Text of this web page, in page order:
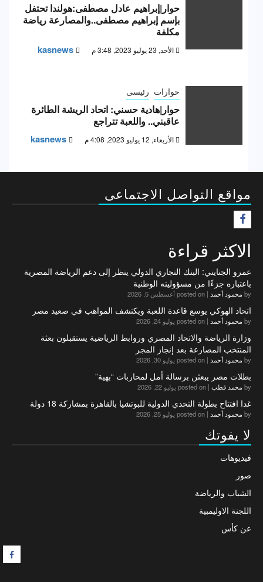
حوار|إبراهيم عادل مصطفى:هولندا تحتفل
بإسم إبراهيم مصطفى..والمصارعة رياضة
مكلفة
الأحد, 23 يوليو 2023, 3:48 م kasnews
حوارات رئيسى
حوار|هادية حسني: اتحاد الريشة الطائرة
عاقبني.. واللعبة تتراجع
الأربعاء, 12 يوليو 2023, 4:08 م kasnews
مواقع التواصل الاجتماعى
الاكثر قراءة
عمرو الجنايني: البنك التجاري الدولي ينظر إلى دعم الرياضة المصرية
باعتباره جزءًا من مسؤوليته الوطنية
by محمود أحمد | posted on أغسطس 5, 2026
اتحاد الهوكي يوسع قاعدة اللعبة ويكتشف المواهب في صعيد مصر
by محمود أحمد | posted on يوليو 24, 2026
وزارة الرياضة والاتحاد المصري وروابط الرياضية يستقبلون بعثة
المنتخب المصارعة بعد إنجاز المجر
by محمود أحمد | posted on يوليو 30, 2026
بطلات مصر يبعثن برسالة أمل لمحاربات “بهية”
by محمد قطب | posted on يوليو 22, 2026
غدا افتتاح بطولة التحدي الدولية للبوتشيا بالقاهرة بمشاركة 18 دولة
by محمود أحمد | posted on يوليو 25, 2026
لا يفوتك
فيديوهات
صور
الشباب والرياضة
اللجنة الاوليمبية
عن كأس
F